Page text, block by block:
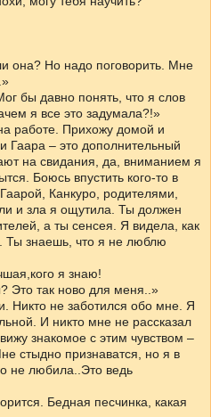
она? Но надо поговорить. Мне
бы давно понять, что я слов
я все это задумала?!»
работе. Прихожу домой и
Гаара – это дополнительный
на свидания, да, вниманием я
Боюсь впустить кого-то в
Канкуро, родителями,
и зла я ощутила. Ты должен
а ты сенсея. Я видела, как
Ты знаешь, что я не люблю
я знаю!
Это так ново для меня..»
Никто не заботился обо мне. Я
И никто мне не рассказал
знакомое с этим чувством –
стыдно признаватся, но я в
не любила..Это ведь
Бедная песчинка, какая